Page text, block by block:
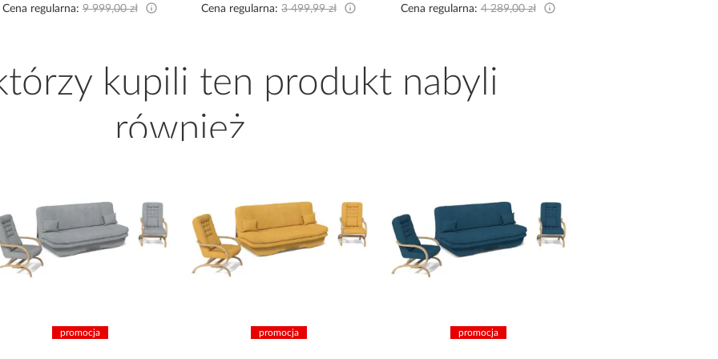
Cena regularna:9 999,00 zł
Cena regularna:3 499,99 zł
Cena regularna:4 289,00 zł
kupili ten produkt nabyli
również
promocja promocja promocja